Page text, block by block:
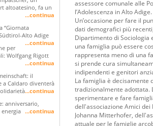
altoatesino, fa un
...continua
“Giornata
Alto Adige
...continua
per
Wolfgang Rigott
...continua
il
a Caldaro diventerà
...continua
anniversario,
...continua
assessore comunale alle
l’Adolescenza in Alto Adige.
Un’occasione per fare il
dati demografici più
Dipartimento di Sociologia
una famiglia può essere
rappresenta meno di una
si prende cura
indipendenti e genitori
La famiglia è decisamente
tradizionalmente adottata.
sperimentare e fare
dell'associazione Amici
Johanna Mitterhofer,
attuale per le famiglie